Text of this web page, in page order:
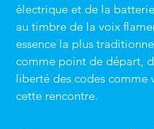
électrique et de la
au timbre de la voix
essence la plus
comme point de départ,
liberté des codes comme
cette rencontre.